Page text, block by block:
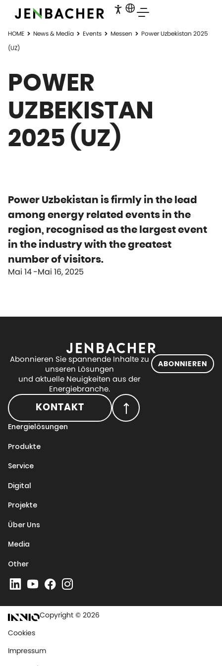
HOME News & Media Events Messen
Power Uzbekistan 2025
(UZ)
POWER
UZBEKISTAN
2025 (UZ)
Power Uzbekistan is firmly in the lead
among energy related events in the
region, recognised as the largest event
in the industry with the greatest
number of visitors.
Mai 14 Mai 16, 2025
Abonnieren Sie spannende Inhalte zu
unseren Lösungen
und aktuelle Neuigkeiten aus der
Energiebranche.
ABONNIEREN
KONTAKT
Energielösungen
Produkte
Service
Digital
Projekte
Über Uns
Media
Other
Copyright © 2026
Cookies
Impressum